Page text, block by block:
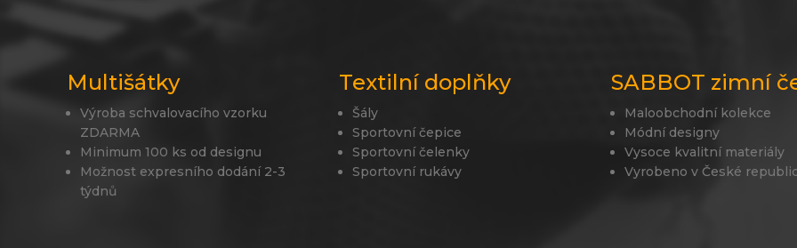
Multišátky
Výroba schvalovacího vzorku
ZDARMA
Minimum 100 ks od designu
Možnost expresního dodání 2-3
týdnů
Textilní doplňky
Šály
Sportovní čepice
Sportovní čelenky
Sportovní rukávy
SABBOT zimní
Maloobchodní kolekce
Módní designy
Vysoce kvalitní materiály
Vyrobeno v České